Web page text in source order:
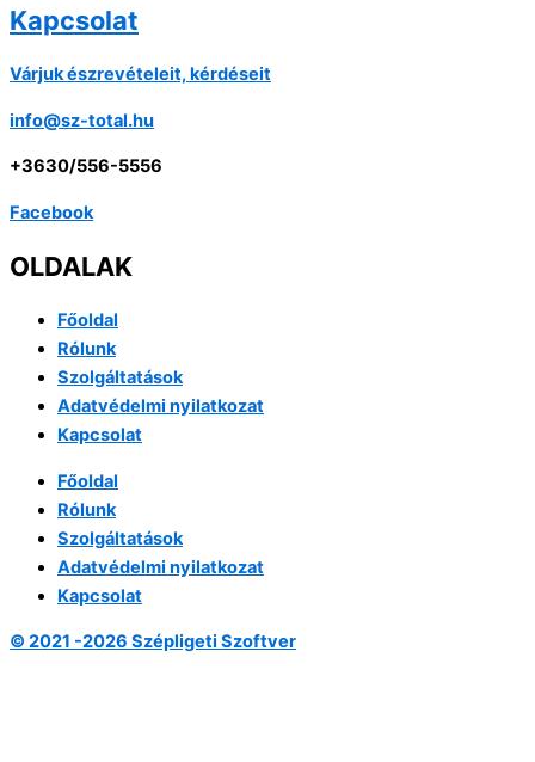
Kapcsolat
Várjuk észrevételeit, kérdéseit
info@sz-total.hu
+3630/556-5556
Facebook
OLDALAK
Főoldal
Rólunk
Szolgáltatások
Adatvédelmi nyilatkozat
Kapcsolat
Főoldal
Rólunk
Szolgáltatások
Adatvédelmi nyilatkozat
Kapcsolat
© 2021 -2026 Szépligeti Szoftver